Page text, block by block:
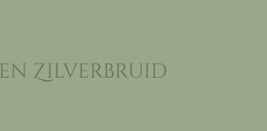
Zilverbruid